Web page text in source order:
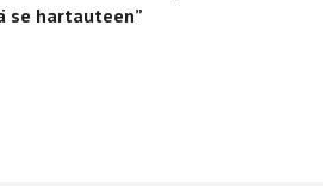
se hartauteen”